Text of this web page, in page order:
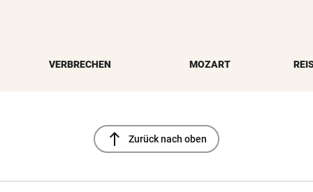
VERBRECHEN MOZART
north Zurück nach oben